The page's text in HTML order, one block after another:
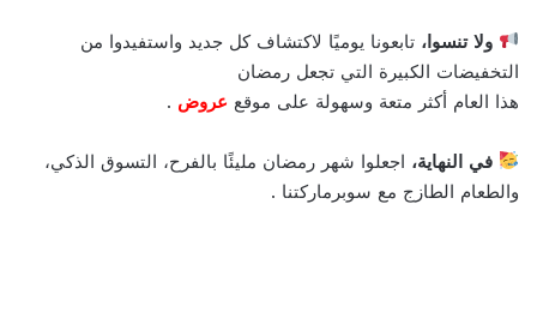
ولا تنسوا، تابعونا يوميًا لاكتشاف كل جديد واستفيدوا من
التخفيضات الكبيرة التي تجعل رمضان
هذا العام أكثر متعة وسهولة على موقع عروض .
في النهاية، اجعلوا شهر رمضان مليئًا بالفرح، التسوق الذكي،
والطعام الطازج مع سوبرماركتنا .